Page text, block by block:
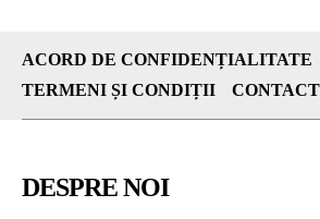
ACORD DE CONFIDENȚIALITATE
TERMENI ȘI CONDIȚII
CONTACT
DESPRE NOI